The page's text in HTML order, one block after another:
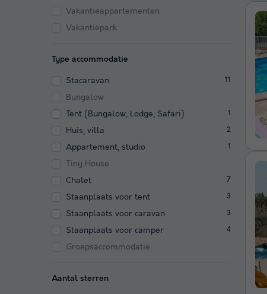
Vakantieappartementen
Vakantiepark
Type accommodatie
Stacaravan 11
Bungalow
Tent (Bungalow, Lodge, Safari)
1
Huis, villa 2
Appartement, studio 1
Tiny House
Chalet
7
Staanplaats voor tent 3
Staanplaats voor caravan 3
Staanplaats voor camper 4
Groepsaccommodatie
Aantal sterren